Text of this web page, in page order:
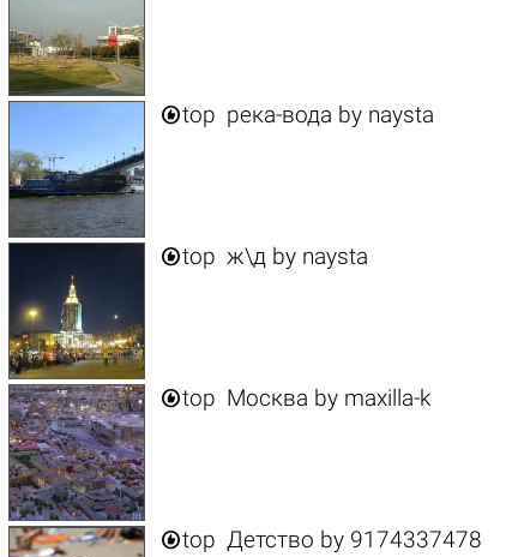
top река-вода by naysta
top ж\д by naysta
top Москва by maxilla-k
top Детство by 9174337478